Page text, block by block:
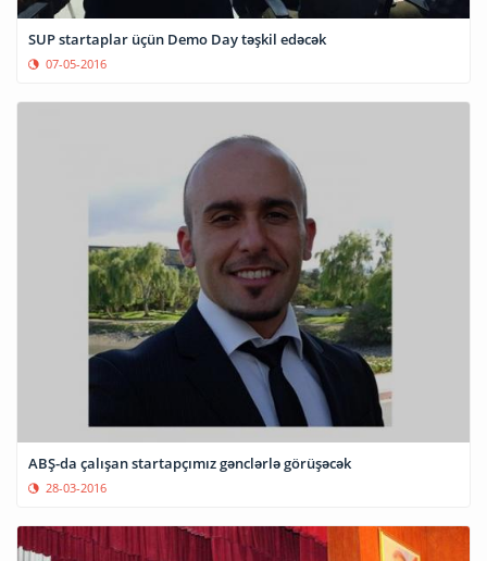
SUP startaplar üçün Demo Day təşkil edəcək
07-05-2016
ABŞ-da çalışan startapçımız gənclərlə görüşəcək
28-03-2016